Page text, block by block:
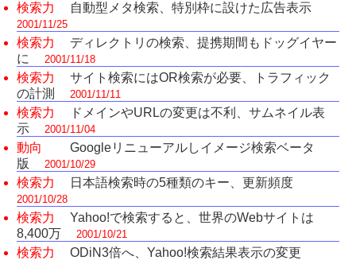
検索力 自動型メタ検索、特別枠に設けた広告表示
2001/11/25
検索力
ディレクトリの検索、提携期間もドッグイヤー
に
2001/11/18
検索力
サイト検索にはOR検索が必要、トラフィック
の計測
2001/11/11
検索力
ドメインやURLの変更は不利、サムネイル表
示
2001/11/04
動向
Googleリニューアルしイメージ検索ベータ
版
2001/10/29
検索力 日本語検索時の5種類のキー、更新頻度
2001/10/28
検索力
Yahoo!で検索すると、世界のWebサイトは
8,400万
2001/10/21
検索力 ODiN3倍へ、Yahoo!検索結果表示の変更